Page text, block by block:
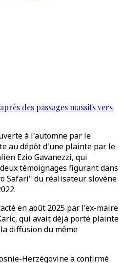
des passages massifs vers
à l'automne par le
au dépôt d'une plainte par le
Ezio Gavanezzi, qui
témoignages figurant dans
Safari" du réalisateur slovène
en août 2025 par l'ex-maire
qui avait déjà porté plainte
diffusion du même
Herzégovine a confirmé